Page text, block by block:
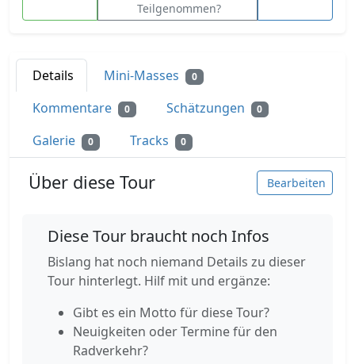
Teilgenommen?
Details Mini-Masses 0
Kommentare 0 Schätzungen 0
Galerie 0 Tracks 0
Über diese Tour Bearbeiten
Diese Tour braucht noch Infos
Bislang hat noch niemand Details zu dieser
Tour hinterlegt. Hilf mit und ergänze:
Gibt es ein Motto für diese Tour?
Neuigkeiten oder Termine für den
Radverkehr?